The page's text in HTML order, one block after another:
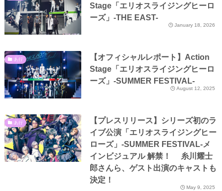
Stage「エリオスライジングヒーロ
ーズ」-THE EAST-
January 18, 2026
あ行
【オフィシャルレポート】Action
Stage「エリオスライジングヒーロ
ーズ」-SUMMER FESTIVAL-
August 12, 2025
あ行
【プレスリリース】シリーズ初のラ
イブ公演「エリオスライジングヒー
ローズ」-SUMMER FESTIVAL-メ
インビジュアル 解禁！ 糸川耀士
郎さんら、ゲスト出演のキャストも
決定！
May 9, 2025